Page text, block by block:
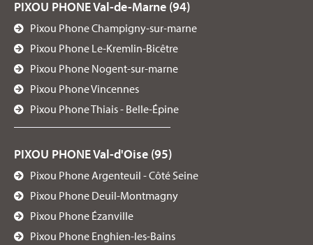
PIXOU PHONE Val-de-Marne (94)
Pixou Phone Champigny-sur-marne
Pixou Phone Le-Kremlin-Bicêtre
Pixou Phone Nogent-sur-marne
Pixou Phone Vincennes
Pixou Phone Thiais - Belle-Épine
PIXOU PHONE Val-d'Oise (95)
Pixou Phone Argenteuil - Côté Seine
Pixou Phone Deuil-Montmagny
Pixou Phone Ézanville
Pixou Phone Enghien-les-Bains